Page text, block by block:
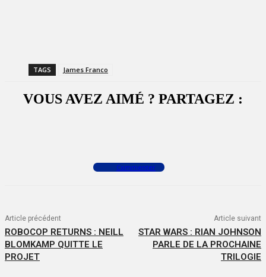
TAGS James Franco
VOUS AVEZ AIMÉ ? PARTAGEZ :
Commenter
Article précédent
ROBOCOP RETURNS : NEILL
BLOMKAMP QUITTE LE
PROJET
Article suivant
STAR WARS : RIAN JOHNSON
PARLE DE LA PROCHAINE
TRILOGIE